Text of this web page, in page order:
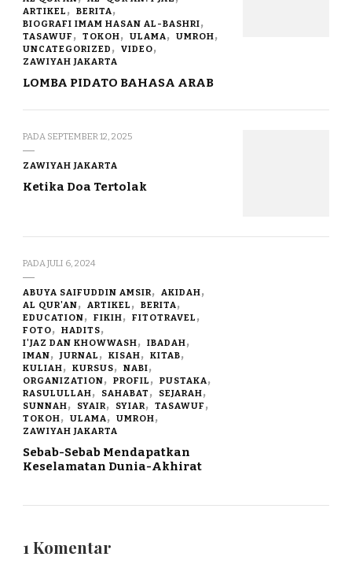
ARTIKEL
BERITA
BIOGRAFI IMAM HASAN AL-BASHRI
TASAWUF
TOKOH ULAMA
UMROH
UNCATEGORIZED
VIDEO
ZAWIYAH JAKARTA
LOMBA PIDATO BAHASA ARAB
PADA SEPTEMBER 12, 2025
ZAWIYAH JAKARTA
Ketika Doa Tertolak
PADAJULI 6, 2024
ABUYA SAIFUDDIN AMSIR
AKIDAH
AL QUR'AN
ARTIKEL
BERITA
EDUCATION
FIKIH
FITOTRAVEL
FOTO
HADITS
I'JAZ DAN KHOWWASH
IBADAH
IMAN
JURNAL KISAH
KITAB
KULIAH
KURSUS
NABI
ORGANIZATION
PROFIL
PUSTAKA
RASULULLAH
SAHABAT
SEJARAH
SUNNAH
SYAIR SYIAR
TASAWUF
TOKOH
ULAMA
UMROH
ZAWIYAH JAKARTA
Sebab-Sebab Mendapatkan
Keselamatan Dunia-Akhirat
1 Komentar